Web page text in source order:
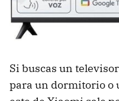
Si buscas un
para un dormitorio o